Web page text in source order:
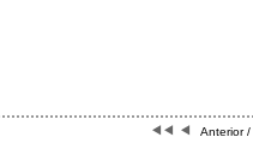
Anterior /